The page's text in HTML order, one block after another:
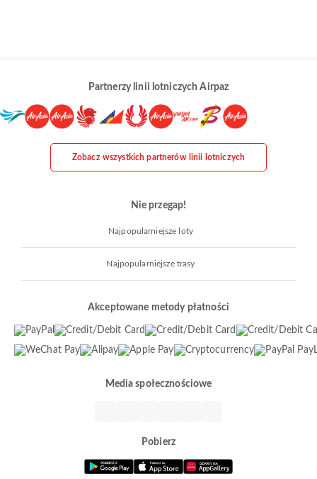
Partnerzy linii lotniczych Airpaz
Zobacz wszystkich partnerów linii lotniczych
Nie przegap!
Najpopularniejsze loty
Najpopularniejsze trasy
Akceptowane metody płatności
Media społecznościowe
Pobierz